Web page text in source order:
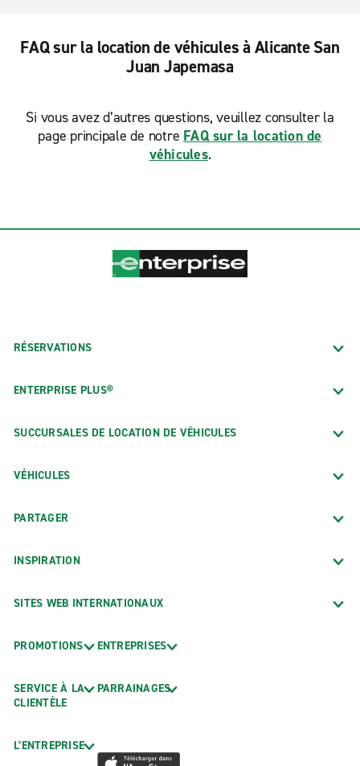
FAQ sur la location de véhicules à Alicante San
Juan Japemasa
Si vous avez d’autres questions, veuillez consulter la
page principale de notre FAQ sur la location de
véhicules.
RÉSERVATIONS
ENTERPRISE PLUS®
SUCCURSALES DE LOCATION DE VÉHICULES
VÉHICULES
PARTAGER
INSPIRATION
SITES WEB INTERNATIONAUX
PROMOTIONS
SERVICE À LA
CLIENTÈLE
L’ENTREPRISE
ENTREPRISES
PARRAINAGES